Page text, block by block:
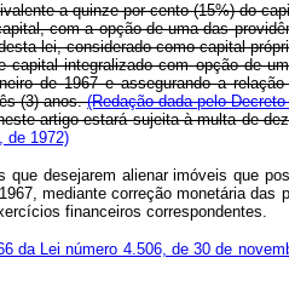
a quinze por cento (15%) do
com a opção de uma das
lei, considerado como capital
integralizado com opção de
de 1967 e assegurando a
(3) anos.(Redação dada pelo
artigo estará sujeita à multa de
de 1972)
desejarem alienar imóveis que
mediante correção monetária
financeiros correspondentes.
da Lei número 4.506, de 30 de